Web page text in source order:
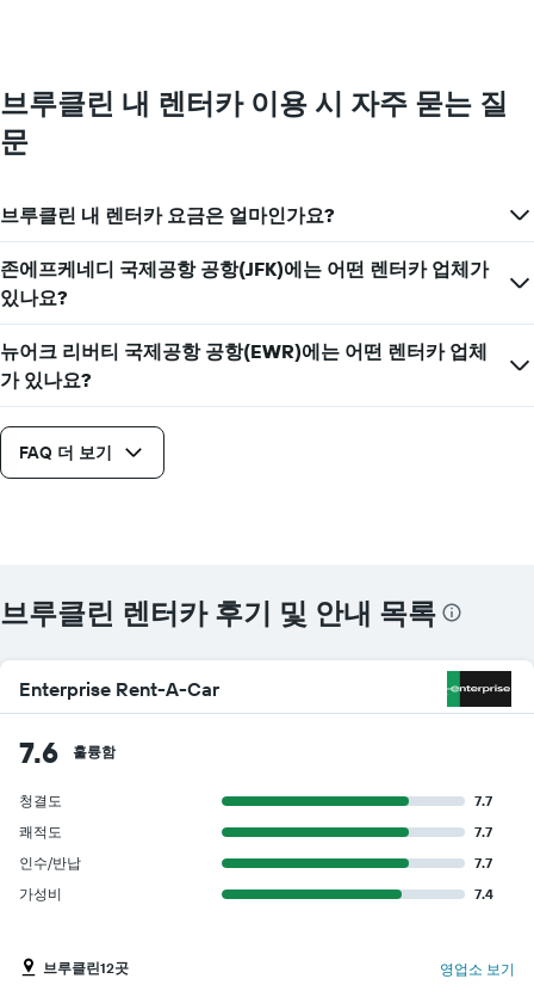
이
있
브루클린 내 렌터카 이용 시 자주 묻는 질
문
브루클린 내 렌터카 요금은 얼마인가요?
존에프케네디 국제공항 공항(JFK)에는 어떤 렌터카 업체가
있나요?
뉴어크 리버티 국제공항 공항(EWR)에는 어떤 렌터카 업체
가 있나요?
FAQ 더 보기
브루클린 렌터카 후기 및 안내 목록
Enterprise Rent-A-Car
7.6 훌륭함
청결도
7.7
쾌적도
7.7
인수/반납
7.7
가성비
7.4
브루클린12곳 영업소 보기